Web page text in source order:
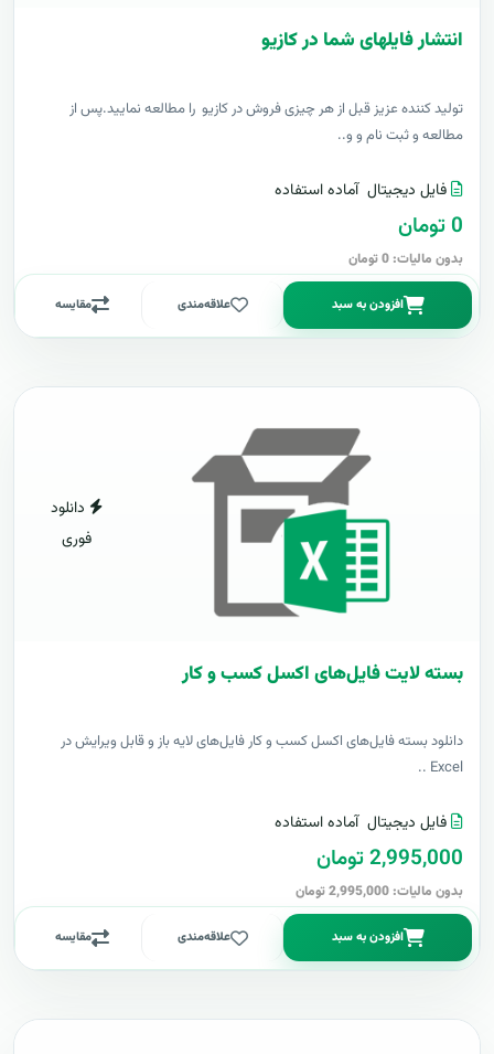
انتشار فایلهای شما در کازیو
توليد کننده عزيز قبل از هر چیزی فروش در کازیو را مطالعه نمایید.پس از
مطالعه و ثبت نام و و..
فایل دیجیتال آماده استفاده
0 تومان
بدون مالیات: 0 تومان
افزودن به سبد علاقه‌مندی مقایسه
دانلود
فوری
بسته لایت فایل‌های اکسل کسب و کار
دانلود بسته فایل‌های اکسل کسب و کار فایل‌های لایه باز و قابل ویرایش در
Excel ..
فایل دیجیتال آماده استفاده
2,995,000 تومان
بدون مالیات: 2,995,000 تومان
افزودن به سبد علاقه‌مندی مقایسه